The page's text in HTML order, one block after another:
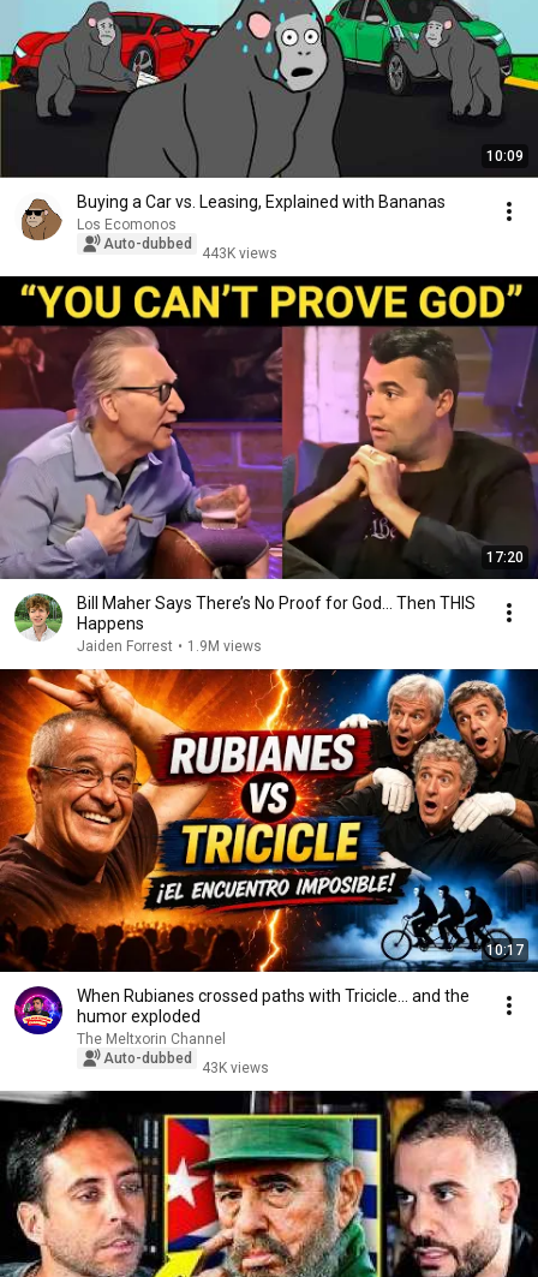
10:09
Buying a Car vs. Leasing, Explained with Bananas
Los Ecomonos
Auto-dubbed
443K views
17:20
Bill Maher Says There’s No Proof for God... Then THIS
Happens
Jaiden Forrest • 1.9M views
10:17
When Rubianes crossed paths with Tricicle... and the
humor exploded
The Meltxorin Channel
Auto-dubbed
43K views